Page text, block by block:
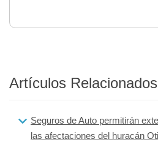
Artículos Relacionados
Seguros de Auto permitirán
las afectaciones del huracán